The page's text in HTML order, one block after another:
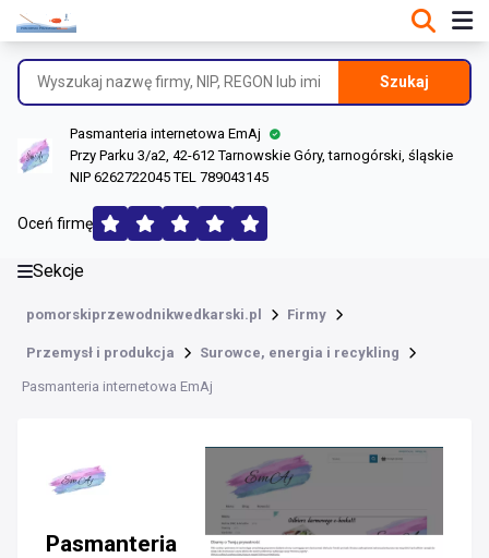
Szukaj
Pasmanteria internetowa EmAj
Przy Parku 3/a2, 42-612 Tarnowskie Góry, tarnogórski, śląskie
NIP 6262722045 TEL 789043145
Oceń firmę
Sekcje
pomorskiprzewodnikwedkarski.pl Firmy
Przemysł i produkcja Surowce, energia i recykling
Pasmanteria internetowa EmAj
Informacje o firmie
Dane rejestrowe
Lokalizacje
Opinie (139)
Pasmanteria